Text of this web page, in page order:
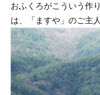
おふくろがこういう作
は、「ますや」のご主